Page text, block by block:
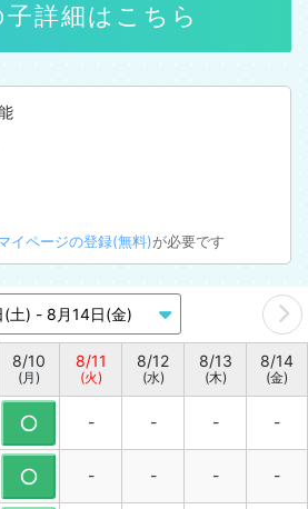
子詳細はこちら
イページの登録(無料)が必要です
8/10
(月)
8/11
(火)
8/12
(水)
8/13
(木)
8/14
(金)
- - - -
- - - -